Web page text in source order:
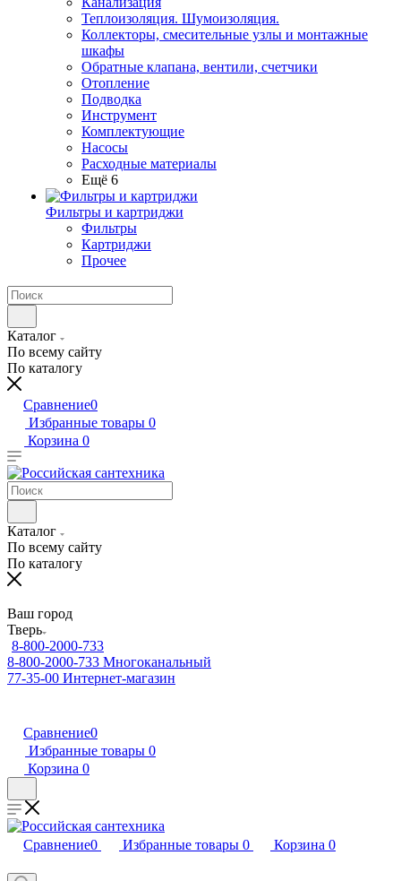
Теплоизоляция. Шумоизоляция.
Коллекторы, смесительные узлы и монтажные
шкафы
Обратные клапана, вентили, счетчики
Отопление
Подводка
Инструмент
Комплектующие
Насосы
Расходные материалы
Ещё 6
Фильтры и картриджи
Фильтры
Картриджи
Прочее
Каталог
По всему сайту
По каталогу
Сравнение0
Избранные товары 0
Корзина 0
Каталог
По всему сайту
По каталогу
Ваш город
Тверь
8-800-2000-733
8-800-2000-733 Многоканальный
77-35-00 Интернет-магазин
Сравнение0
Избранные товары 0
Корзина 0
Сравнение0 Избранные товары 0 Корзина 0